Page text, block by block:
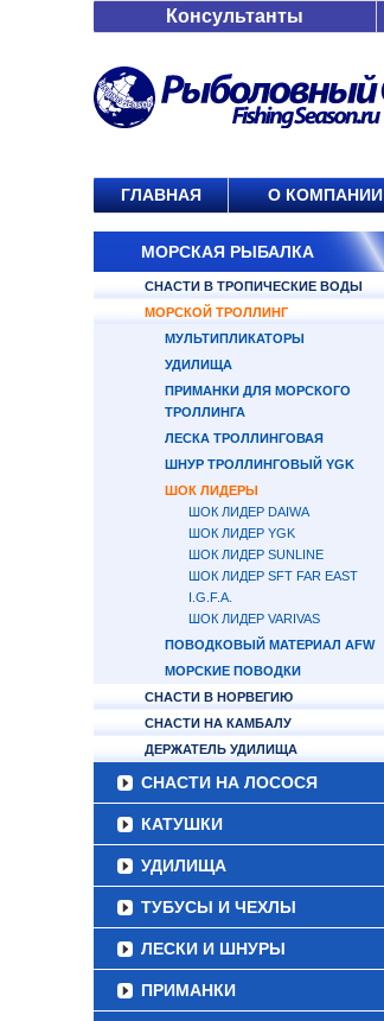
Консультанты
ГЛАВНАЯ О КОМПАНИИ
МОРСКАЯ РЫБАЛКА
СНАСТИ В ТРОПИЧЕСКИЕ ВОДЫ
МОРСКОЙ ТРОЛЛИНГ
МУЛЬТИПЛИКАТОРЫ
УДИЛИЩА
ПРИМАНКИ ДЛЯ МОРСКОГО
ТРОЛЛИНГА
ЛЕСКА ТРОЛЛИНГОВАЯ
ШНУР ТРОЛЛИНГОВЫЙ YGK
ШОК ЛИДЕРЫ
ШОК ЛИДЕР DAIWA
ШОК ЛИДЕР YGK
ШОК ЛИДЕР SUNLINE
ШОК ЛИДЕР SFT FAR EAST
I.G.F.A.
ШОК ЛИДЕР VARIVAS
ПОВОДКОВЫЙ МАТЕРИАЛ AFW
МОРСКИЕ ПОВОДКИ
СНАСТИ В НОРВЕГИЮ
СНАСТИ НА КАМБАЛУ
ДЕРЖАТЕЛЬ УДИЛИЩА
СНАСТИ НА ЛОСОСЯ
КАТУШКИ
УДИЛИЩА
ТУБУСЫ И ЧЕХЛЫ
ЛЕСКИ И ШНУРЫ
ПРИМАНКИ